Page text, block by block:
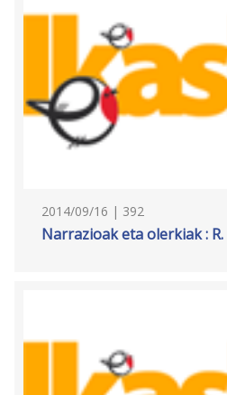
2014/09/16 | 392
Narrazioak eta olerkiak :